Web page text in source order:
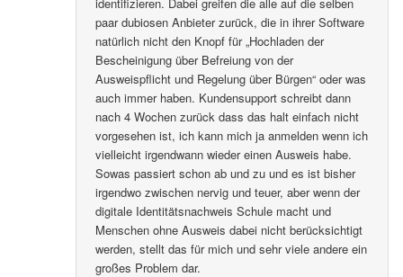
paar dubiosen Anbieter zurück, die in ihrer Software
natürlich nicht den Knopf für „Hochladen der
Bescheinigung über Befreiung von der
Ausweispflicht und Regelung über Bürgen“ oder was
auch immer haben. Kundensupport schreibt dann
nach 4 Wochen zurück dass das halt einfach nicht
vorgesehen ist, ich kann mich ja anmelden wenn ich
vielleicht irgendwann wieder einen Ausweis habe.
Sowas passiert schon ab und zu und es ist bisher
irgendwo zwischen nervig und teuer, aber wenn der
digitale Identitätsnachweis Schule macht und
Menschen ohne Ausweis dabei nicht berücksichtigt
werden, stellt das für mich und sehr viele andere ein
großes Problem dar.